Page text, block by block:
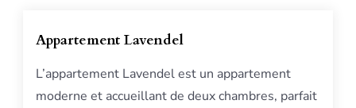
Appartement Lavendel
L’appartement Lavendel est un appartement
moderne et accueillant de deux chambres, parfait